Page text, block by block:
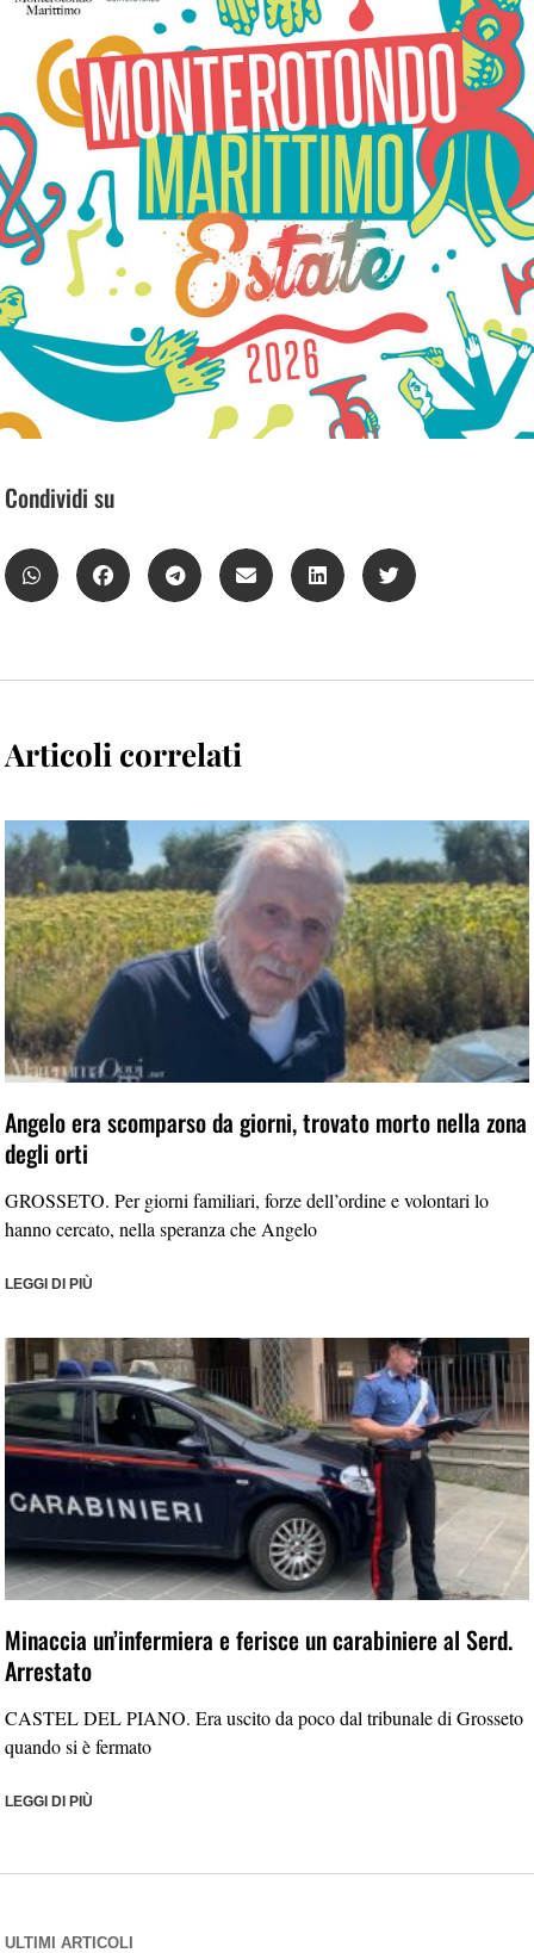
Condividi su
Articoli correlati
Angelo era scomparso da giorni, trovato morto nella zona
degli orti
GROSSETO. Per giorni familiari, forze dell’ordine e volontari lo
hanno cercato, nella speranza che Angelo
LEGGI DI PIÙ
Minaccia un’infermiera e ferisce un carabiniere al Serd.
Arrestato
CASTEL DEL PIANO. Era uscito da poco dal tribunale di Grosseto
quando si è fermato
LEGGI DI PIÙ
ULTIMI ARTICOLI